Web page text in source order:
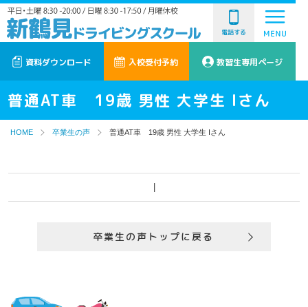
電話する
資料ダウンロード 入校受付予約 教習生専用ページ
普通AT車 19歳 男性 大学生 Iさん
HOME 卒業生の声 普通AT車 19歳 男性 大学生 Iさん
卒業生の声トップに戻る